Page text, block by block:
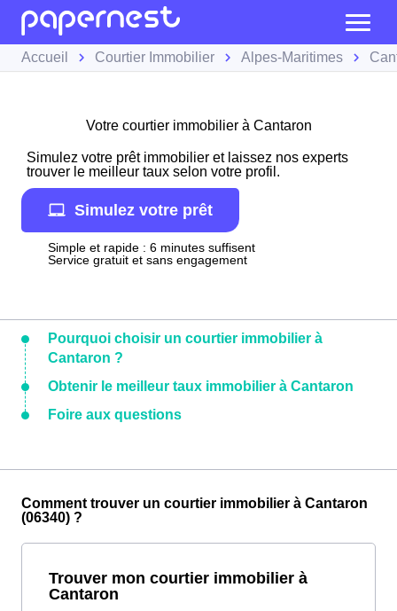
Accueil Courtier Immobilier Alpes-Maritimes
Votre courtier immobilier à Cantaron
Simulez votre prêt immobilier et laissez nos experts
trouver le meilleur taux selon votre profil.
Simulez votre prêt
Simple et rapide : 6 minutes suffisent
Service gratuit et sans engagement
Pourquoi choisir un courtier immobilier à
Cantaron ?
Obtenir le meilleur taux immobilier à Cantaron
Foire aux questions
Comment trouver un courtier immobilier à Cantaron
(06340) ?
Trouver mon courtier immobilier à
Cantaron